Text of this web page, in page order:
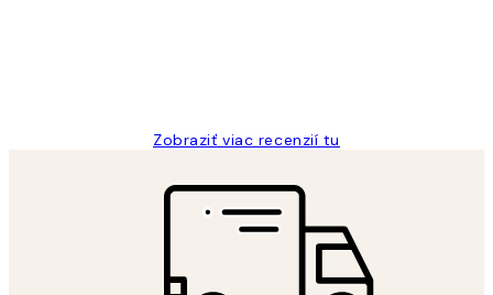
Zobraziť viac recenzií tu